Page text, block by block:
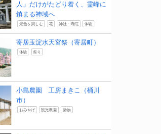
人」だけがたどり着く、霊峰に
鎮まる神域へ
景色を楽しむ 花 神社・寺院 体験
寄居玉淀水天宮祭（寄居町）
体験 祭り
小島農園 工房まきこ（桶川
市）
おみやげ 観光農園 染物